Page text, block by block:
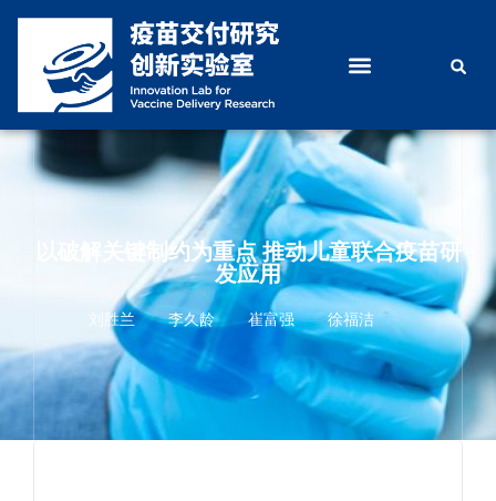
以破解关键制约为重点 推动儿童联合疫苗研
发应用
刘胜兰 李久龄 崔富强 徐福洁